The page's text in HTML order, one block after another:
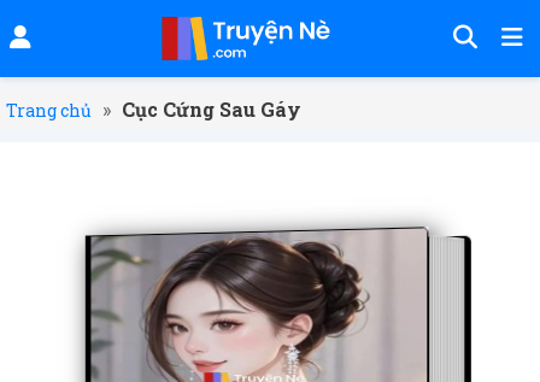
Trang chủ » Cục Cứng Sau Gáy